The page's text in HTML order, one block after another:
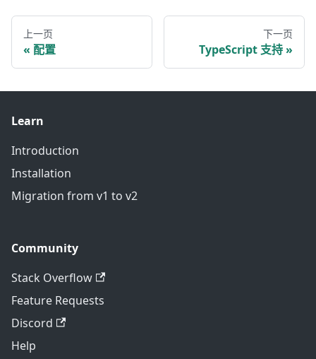
上一页
配置
下一页
TypeScript 支持
Learn
Introduction
Installation
Migration from v1 to v2
Community
Stack Overflow
Feature Requests
Discord
Help